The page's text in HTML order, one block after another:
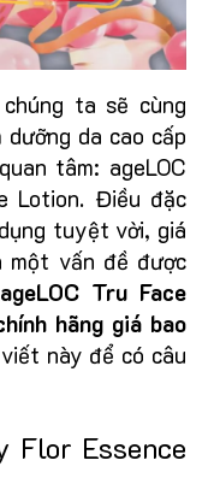
ta sẽ cùng
dưỡng da cao cấp
tâm: ageLOC
Lotion. Điều đặc
tuyệt vời, giá
một vấn đề được
ageLOC Tru Face
hãng giá bao
này để có câu
Flor Essence